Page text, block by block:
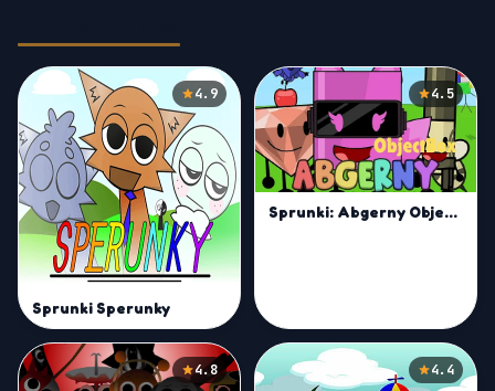
4.9
Sprunki Sperunky
4.5
Sprunki: Abgerny Objectbox
4.8 4.4